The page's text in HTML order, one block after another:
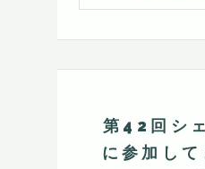
第42回シ
に参加し